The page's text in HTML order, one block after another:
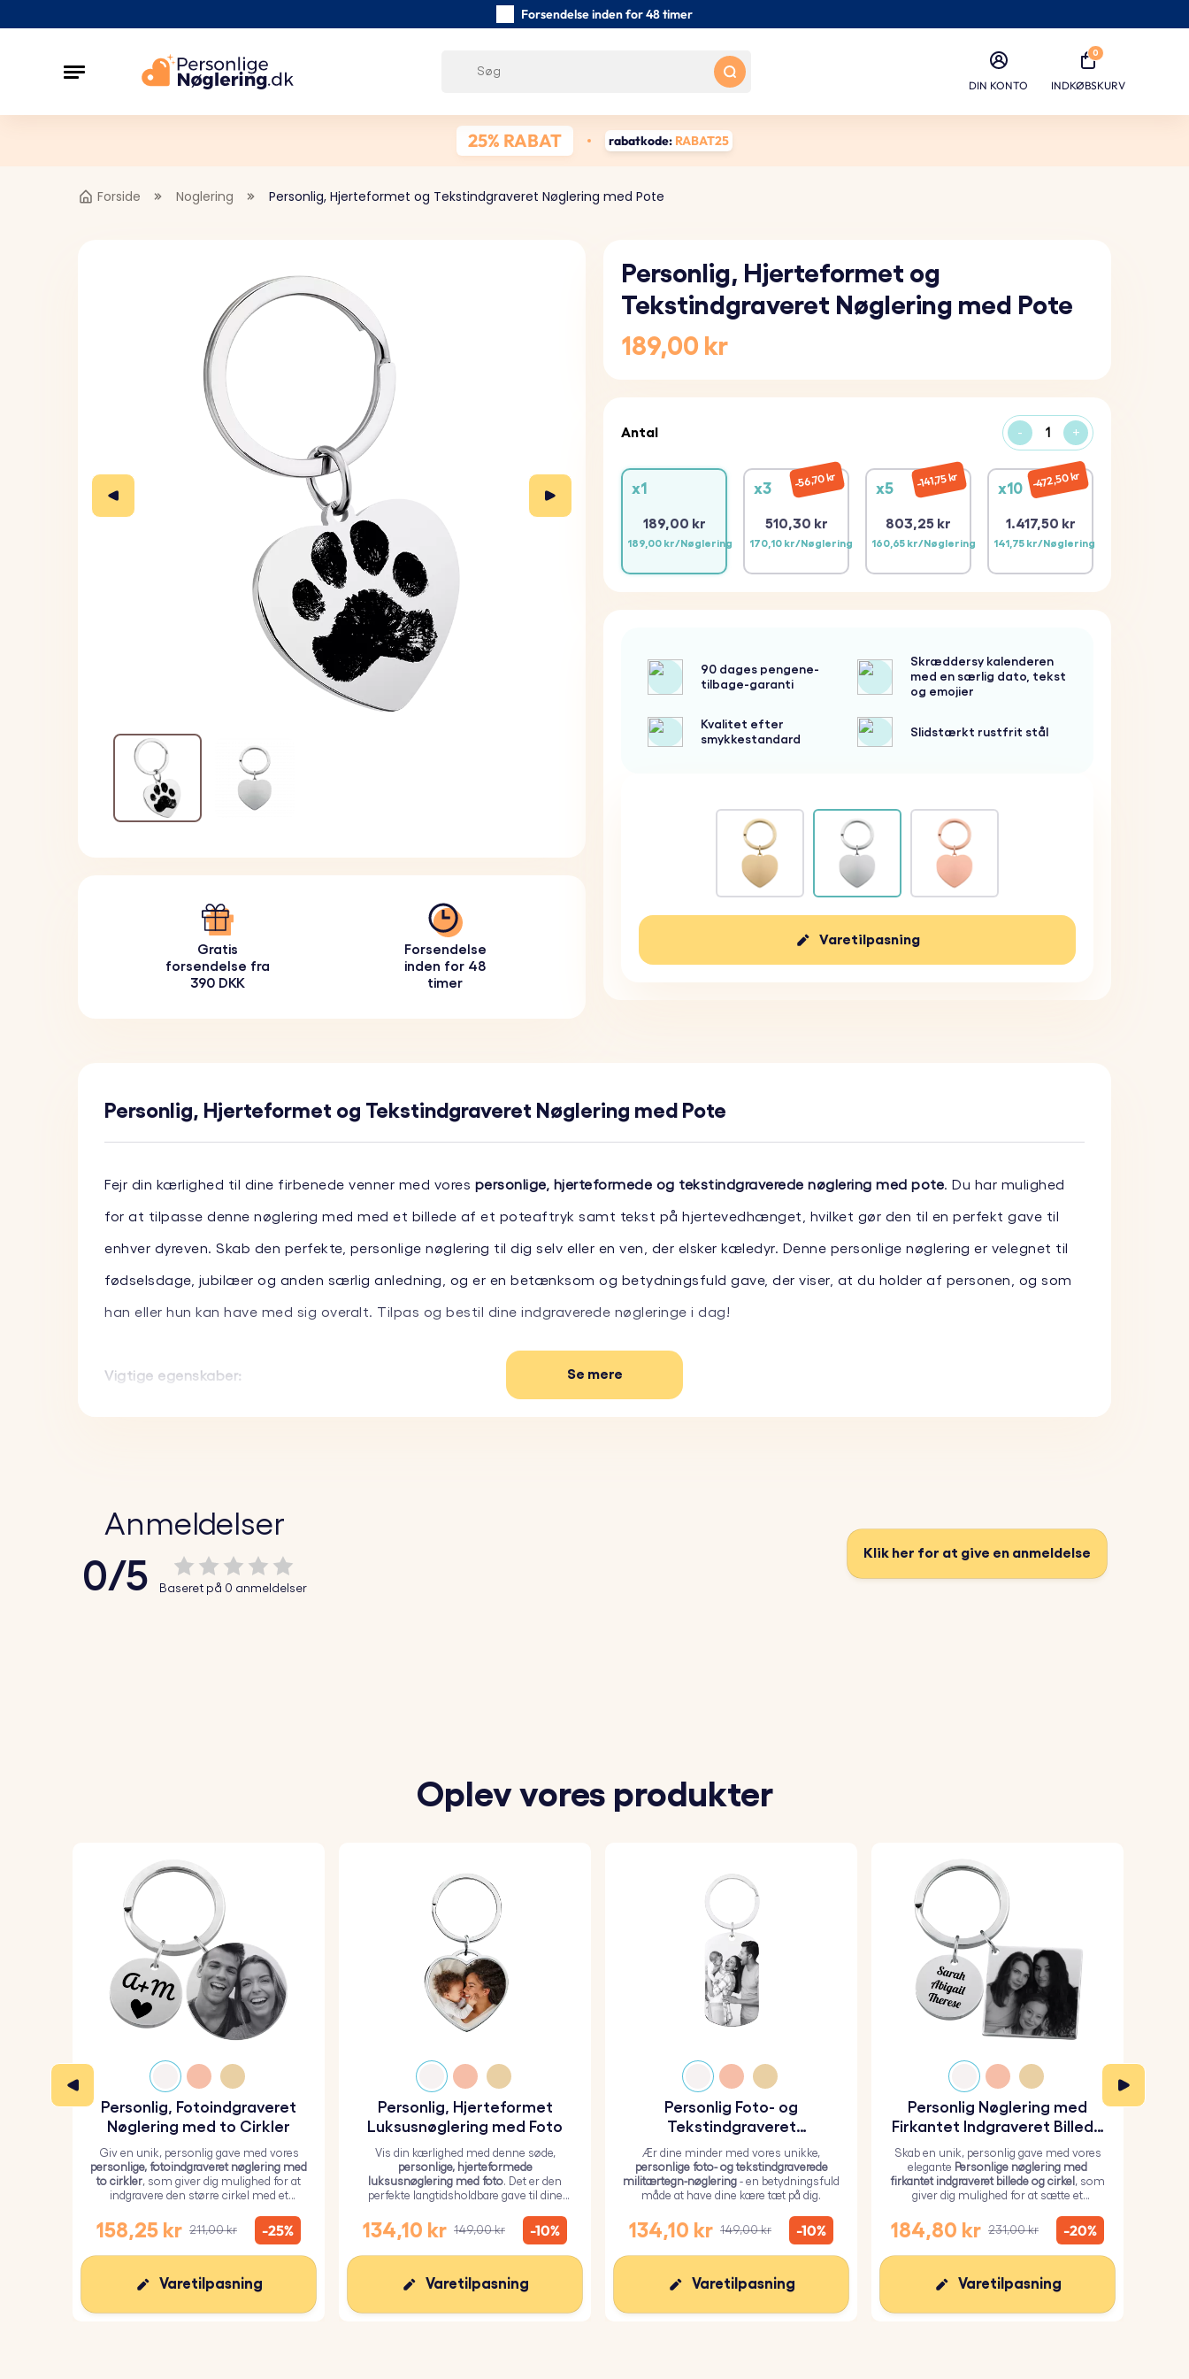
Forsendelse inden for 48 timer
DIN KONTO
0
INDKØBSKURV
25% RABAT rabatkode: RABAT25
Forside Noglering Personlig, Hjerteformet og Tekstindgraveret Nøglering med Pote
Gratis
forsendelse fra
390 DKK
Forsendelse
inden for 48
timer
Personlig, Hjerteformet og
Tekstindgraveret Nøglering med Pote
189,00 kr
Antal - +
x1
189,00 kr
189,00 kr/Nøglering
x3
510,30 kr
170,10 kr/Nøglering
56,70 kr x5
803,25 kr
160,65 kr/Nøglering
141,75 kr x10
1.417,50 kr
141,75 kr/Nøglering
472,50 kr
90 dages pengene-
tilbage-garanti
Skræddersy kalenderen
med en særlig dato, tekst
og emojier
Kvalitet efter
smykkestandard
Slidstærkt rustfrit stål
Varetilpasning
Personlig, Hjerteformet og Tekstindgraveret Nøglering med Pote
Fejr din kærlighed til dine firbenede venner med vores personlige, hjerteformede og tekstindgraverede nøglering med pote. Du har mulighed
for at tilpasse denne nøglering med med et billede af et poteaftryk samt tekst på hjertevedhænget, hvilket gør den til en perfekt gave til
enhver dyreven. Skab den perfekte, personlige nøglering til dig selv eller en ven, der elsker kæledyr. Denne personlige nøglering er velegnet til
fødselsdage, jubilæer og anden særlig anledning, og er en betænksom og betydningsfuld gave, der viser, at du holder af personen, og som
han eller hun kan have med sig overalt. Tilpas og bestil dine indgraverede nøgleringe i dag!
Vigtige egenskaber:
Sådan gør du:
1. Upload dit tilpassede foto: Vælg og upload dit yndlingsbillede af dit kæledyrs poteaftryk, som skal fotoindgraveres på hjertet.
2. Indtast din tekst:
Se mere
Anmeldelser
0/5 Baseret på 0 anmeldelser
Klik her for at give en anmeldelse
Oplev vores produkter
Personlig, Fotoindgraveret
Nøglering med to Cirkler
Giv en unik, personlig gave med vores
personlige, fotoindgraveret nøglering med
to cirkler, som giver dig mulighed for at
indgravere den større cirkel med et
med tekst.
158,25 kr 211,00 kr -25%
Varetilpasning
Personlig, Hjerteformet
Luksusnøglering med Foto
Vis din kærlighed med denne søde,
personlige, hjerteformede
luksusnøglering med foto. Det er den
perfekte langtidsholdbare gave til dine
glaslag.
134,10 kr 149,00 kr -10%
Varetilpasning
Personlig Foto- og
Tekstindgraveret
Militærtegn-Nøglering
Ær dine minder med vores unikke,
personlige foto- og tekstindgraverede
militærtegn-nøglering - en betydningsfuld
måde at have dine kære tæt på dig.
134,10 kr 149,00 kr -10%
Varetilpasning
Personlig Nøglering med
Firkantet Indgraveret Billede
og Cirkel
Skab en unik, personlig gave med vores
elegante Personlige nøglering med
firkantet indgraveret billede og cirkel , som
giver dig mulighed for at sætte et
cirklen.
184,80 kr 231,00 kr -20%
Varetilpasning